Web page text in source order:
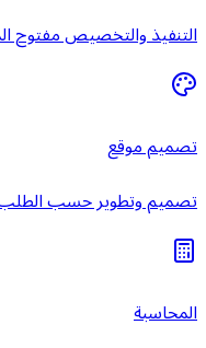
التنفيذ والتخصيص مفتوح
تصميم موقع
تصميم وتطوير حسب
المحاسبة